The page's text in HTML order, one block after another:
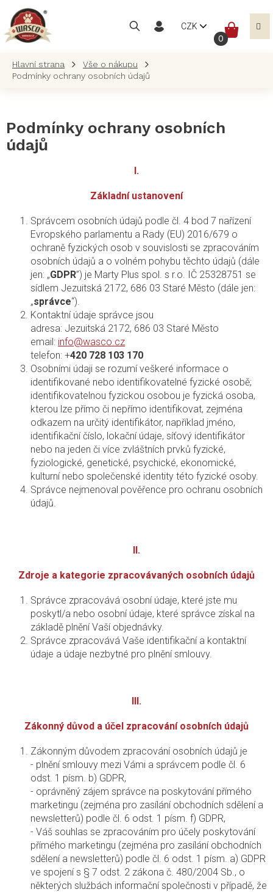
obsah
CZK
Vše o nákupu
Podmínky ochrany osobních údajů
Podmínky ochrany osobních
údajů
I.
Základní ustanovení
Správcem osobních údajů podle čl. 4 bod 7 nařízení
Evropského parlamentu a Rady (EU) 2016/679 o
ochraně fyzických osob v souvislosti se zpracováním
osobních údajů a o volném pohybu těchto údajů (dále
jen: „GDPR”) je Marty Plus spol. s r.o. IČ 25328751 se
sídlem Jezuitská 2172, 686 03 Staré Město (dále jen:
„správce“).
Kontaktní údaje správce jsou
adresa: Jezuitská 2172, 686 03 Staré Město
email: info@wasco.cz
telefon: +420 728 103 170
Osobními údaji se rozumí veškeré informace o
identifikované nebo identifikovatelné fyzické osobě;
identifikovatelnou fyzickou osobou je fyzická osoba,
kterou lze přímo či nepřímo identifikovat, zejména
odkazem na určitý identifikátor, například jméno,
identifikační číslo, lokační údaje, síťový identifikátor
nebo na jeden či více zvláštních prvků fyzické,
fyziologické, genetické, psychické, ekonomické,
kulturní nebo společenské identity této fyzické osoby.
Správce nejmenoval pověřence pro ochranu osobních
údajů.
II.
Zdroje a kategorie zpracovávaných osobních údajů
Správce zpracovává osobní údaje, které jste mu
poskytl/a nebo osobní údaje, které správce získal na
základě plnění Vaší objednávky.
Správce zpracovává Vaše identifikační a kontaktní
údaje a údaje nezbytné pro plnění smlouvy.
III.
Zákonný důvod a účel zpracování osobních údajů
Zákonným důvodem zpracování osobních údajů je
- plnění smlouvy mezi Vámi a správcem podle čl. 6
odst. 1 písm. b) GDPR,
- oprávněný zájem správce na poskytování přímého
marketingu (zejména pro zasílání obchodních sdělení a
newsletterů) podle čl. 6 odst. 1 písm. f) GDPR,
- Váš souhlas se zpracováním pro účely poskytování
přímého marketingu (zejména pro zasílání obchodních
sdělení a newsletterů) podle čl. 6 odst. 1 písm. a) GDPR
ve spojení s § 7 odst. 2 zákona č. 480/2004 Sb., o
některých službách informační společnosti v případě, že